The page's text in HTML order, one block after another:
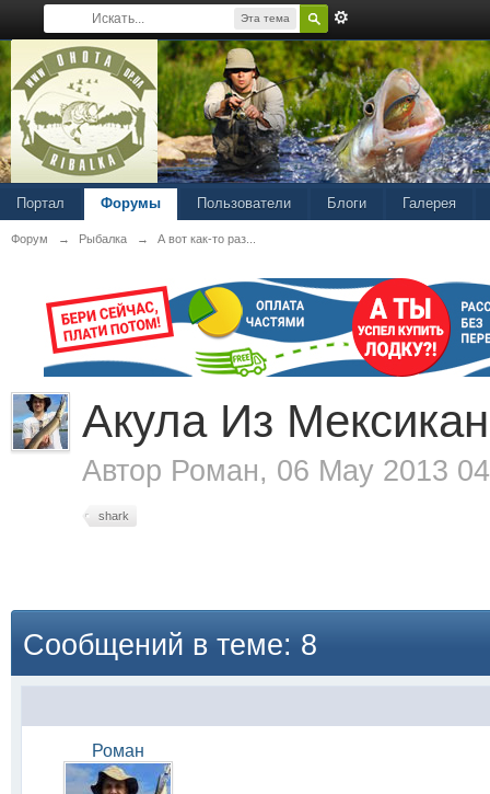
Эта тема
Портал Форумы Пользователи Блоги Галерея
Форум → Рыбалка → А вот как-то раз...
Акула Из
Автор Роман, 06 May 2013
shark
Сообщений в теме: 8
Роман